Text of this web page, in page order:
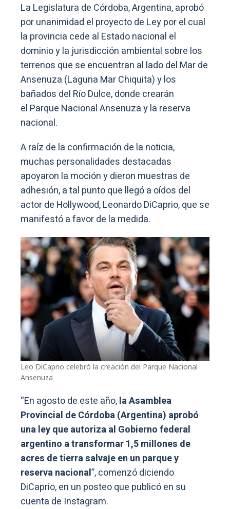
La Legislatura de Córdoba, Argentina, aprobó
por unanimidad el proyecto de Ley por el cual
la provincia cede al Estado nacional el
dominio y la jurisdicción ambiental sobre los
terrenos que se encuentran al lado del Mar de
Ansenuza (Laguna Mar Chiquita) y los
bañados del Río Dulce, donde crearán
el Parque Nacional Ansenuza y la reserva
nacional.
A raíz de la confirmación de la noticia,
muchas personalidades destacadas
apoyaron la moción y dieron muestras de
adhesión, a tal punto que llegó a oídos del
actor de Hollywood, Leonardo DiCaprio, que se
manifestó a favor de la medida.
Leo DiCaprio celebró la creación del Parque Nacional
Ansenuza
“En agosto de este año,la Asamblea
Provincial de Córdoba (Argentina) aprobó
una ley que autoriza al Gobierno federal
argentino a transformar 1,5 millones de
acres de tierra salvaje en un parque y
reserva nacional”, comenzó diciendo
DiCaprio, en un posteo que publicó en su
cuenta de Instagram.